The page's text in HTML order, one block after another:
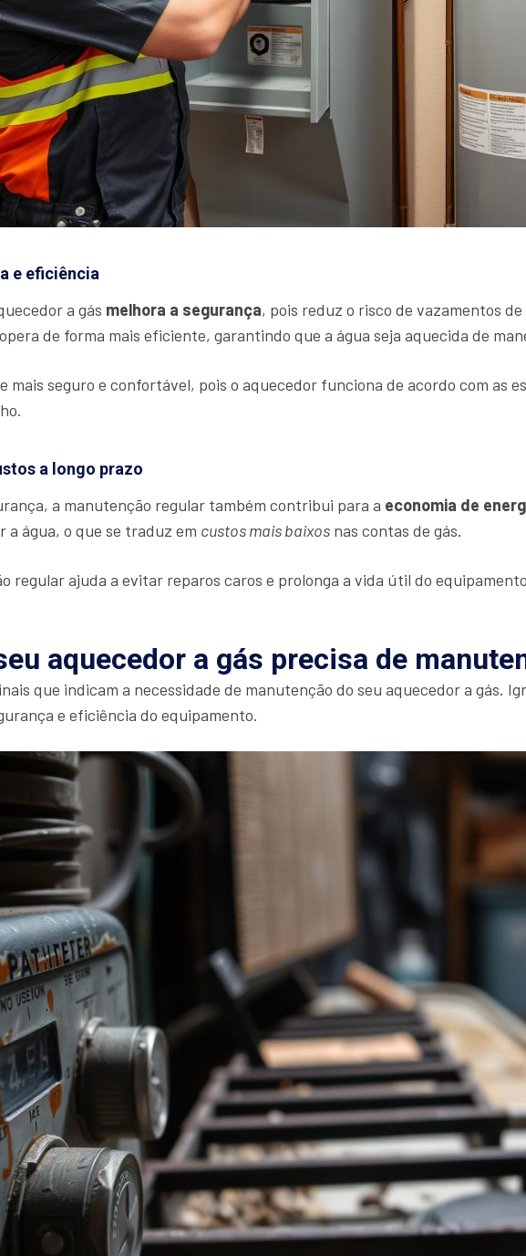
e eficiência
a gás melhora a segurança, pois reduz o risco de vazamentos
de forma mais eficiente, garantindo que a água seja aquecida de
mais seguro e confortável, pois o aquecedor funciona de acordo com as
a longo prazo
a manutenção regular também contribui para a economia de
a água, o que se traduz em custos mais baixos nas contas de gás.
regular ajuda a evitar reparos caros e prolonga a vida útil do
aquecedor a gás precisa de
que indicam a necessidade de manutenção do seu aquecedor a gás.
e eficiência do equipamento.